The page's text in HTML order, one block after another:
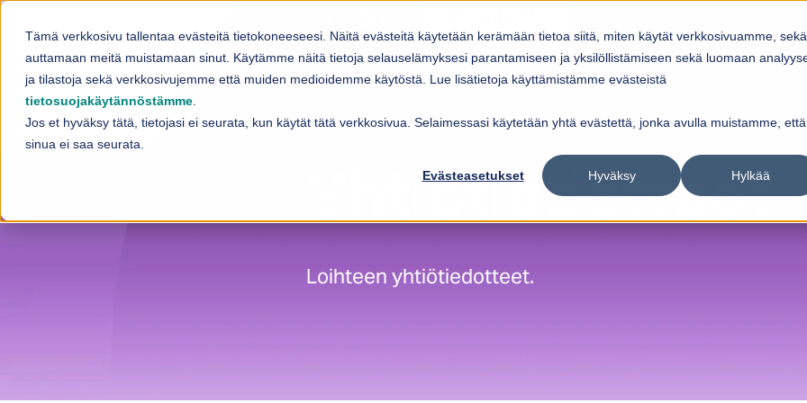
Tämä verkkosivu tallentaa evästeitä tietokoneeseesi. Näitä evästeitä käytetään kerämään tietoa siitä, miten käytät verkkosivuamme, sekä
auttamaan meitä muistamaan sinut. Käytämme näitä tietoja selauselämyksesi parantamiseen ja yksilöllistämiseen sekä luomaan
ja tilastoja sekä verkkosivujemme että muiden medioidemme käytöstä. Lue lisätietoja käyttämistämme evästeistä
tietosuojakäytännöstämme
Jos et hyväksy tätä, tietojasi ei seurata, kun käytät tätä verkkosivua. Selaimessasi käytetään yhtä evästettä, jonka avulla muistamme, että
sinua ei saa seurata.
Evästeasetukset Hyväksy Hylkää
Palvelut Show submenu forPalvelut
RatkaisutShow submenu forRatkaisut
Referenssit Ajankohtaista
Yhtiötiedotteet
Loihteen yhtiötiedotteet.